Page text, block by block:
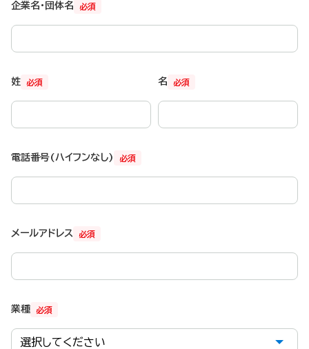
必須
企業名・団体名
必須
姓 必須
名
必須
電話番号(ハイフンなし)
必須
メールアドレス
必須
業種